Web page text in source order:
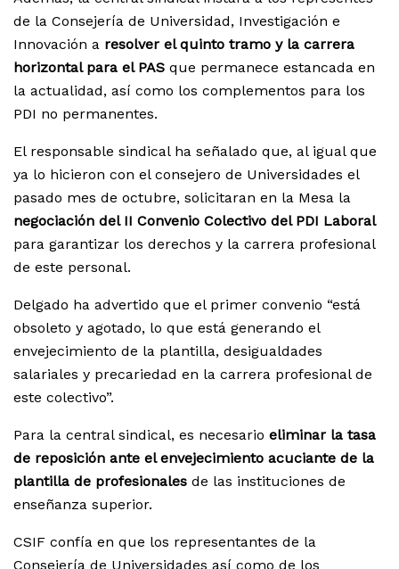
de la Consejería de Universidad, Investigación e
Innovación a resolver el quinto tramo y la carrera
horizontal para el PAS que permanece estancada en
la actualidad, así como los complementos para los
PDI no permanentes.
El responsable sindical ha señalado que, al igual que
ya lo hicieron con el consejero de Universidades el
pasado mes de octubre, solicitaran en la Mesa la
negociación del II Convenio Colectivo del PDI Laboral
para garantizar los derechos y la carrera profesional
de este personal.
Delgado ha advertido que el primer convenio “está
obsoleto y agotado, lo que está generando el
envejecimiento de la plantilla, desigualdades
salariales y precariedad en la carrera profesional de
este colectivo”.
Para la central sindical, es necesario eliminar la tasa
de reposición ante el envejecimiento acuciante de la
plantilla de profesionales de las instituciones de
enseñanza superior.
CSIF confía en que los representantes de la
Consejería de Universidades así como de los